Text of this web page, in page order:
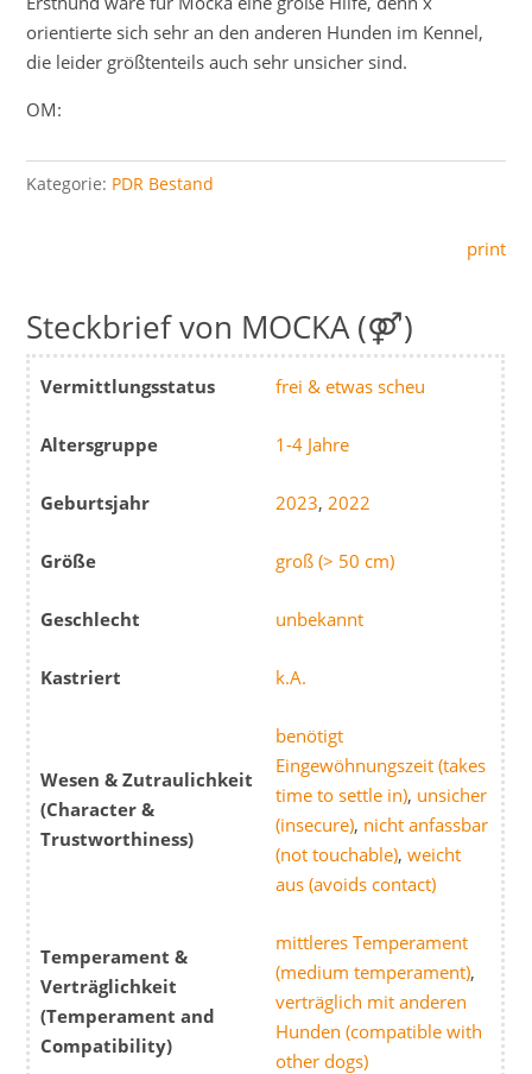
orientierte sich sehr an den anderen Hunden im Kennel,
die leider größtenteils auch sehr unsicher sind.
OM:
Kategorie: PDR Bestand
print
MOCKA (⚤)
Vermittlungsstatus frei & etwas scheu
Altersgruppe 1-4 Jahre
Geburtsjahr 2023, 2022
Größe groß (> 50 cm)
Geschlecht unbekannt
Kastriert k.A.
Wesen & Zutraulichkeit
(Character &
Trustworthiness)
benötigt
Eingewöhnungszeit (takes
time to settle in), unsicher
(insecure), nicht anfassbar
(not touchable),weicht
aus (avoids contact)
Temperament &
Verträglichkeit
(Temperament and
Compatibility)
mittleres Temperament
(medium temperament),
verträglich mit anderen
Hunden (compatible with
other dogs)